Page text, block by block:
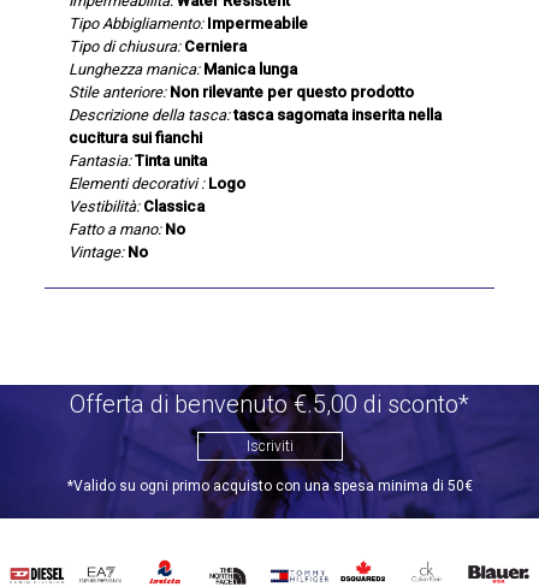
Tipo Abbigliamento: Impermeabile
Tipo di chiusura: Cerniera
Lunghezza manica: Manica lunga
Stile anteriore: Non rilevante per questo prodotto
Descrizione della tasca: tasca sagomata inserita nella
cucitura sui fianchi
Fantasia: Tinta unita
Elementi decorativi : Logo
Vestibilità: Classica
Fatto a mano: No
Vintage: No
Offerta di benvenuto €.5,00 di sconto*
Iscriviti
*Valido su ogni primo acquisto con una spesa minima di 50€
DIESEL EA7 INVICTATHE
TOMMY
DSQUARED2
CALVIN BLAUER